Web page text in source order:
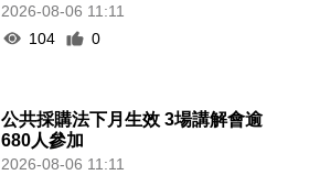
2026-08-06 11:11
104
0
公共採購法下月生效 3場講解會逾
680人參加
2026-08-06 11:11